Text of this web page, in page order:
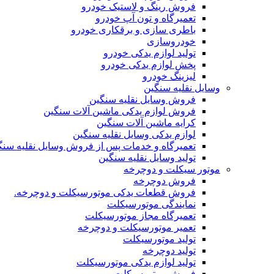
فروش رینگ و لاستیک خودرو
تعمیرگاه و تون آپ خودرو
باطری سازی و برقکاری خودرو
خودروسازی
تولید لوازم یدکی خودرو
پخش لوازم یدکی خودرو
لیزینگ خودرو
وسایل نقلیه سنگین
فروش وسایل نقلیه سنگین
فروش لوازم یدکی ماشین آلات سنگین
کرایه ماشین آلات سنگین
لوازم یدکی وسایل نقلیه سنگین
تعمیرگاه و خدمات پس از فروش وسایل نقلیه
تولید وسایل نقلیه سنگین
موتور سیکلت و دوچرخه
فروش دوچرخه
فروش قطعات یدکی موتورسیکلت و دوچرخه.
نمایندگی موتورسیکلت
تعمیرگاه مجاز موتورسیکلت
تعمیر موتورسیکلت و دوچرخه
تولید موتورسیکلت
تولید دوچرخه
تولید لوازم یدکی موتورسیکلت